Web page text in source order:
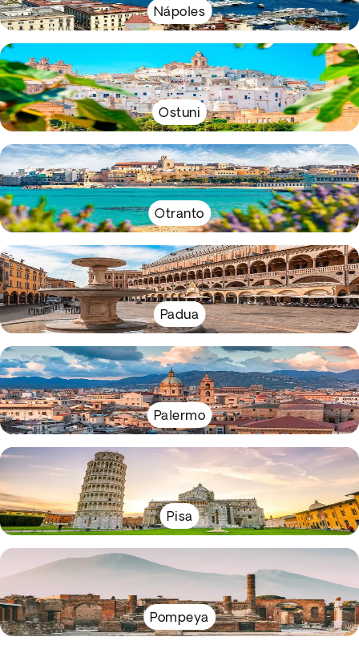
Nápoles
Ostuni
Otranto
Padua
Palermo
Pisa
Pompeya